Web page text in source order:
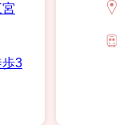
歩3